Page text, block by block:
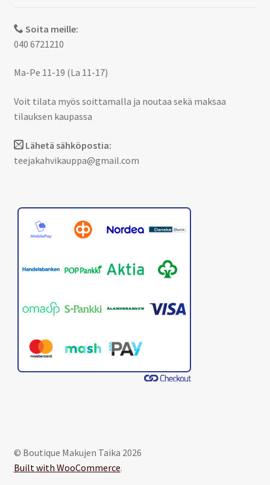
Soita meille:
040 6721210
Ma-Pe 11-19 (La 11-17)
Voit tilata myös soittamalla ja noutaa sekä maksaa
tilauksen kaupassa
Lähetä sähköpostia:
teejakahvikauppa@gmail.com
© Boutique Makujen Taika 2026
Built with WooCommerce.